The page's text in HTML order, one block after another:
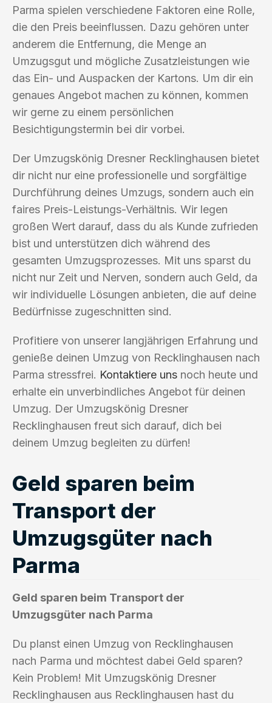
Parma spielen verschiedene Faktoren eine Rolle,
die den Preis beeinflussen. Dazu gehören unter
anderem die Entfernung, die Menge an
Umzugsgut und mögliche Zusatzleistungen wie
das Ein- und Auspacken der Kartons. Um dir ein
genaues Angebot machen zu können, kommen
wir gerne zu einem persönlichen
Besichtigungstermin bei dir vorbei.
Der Umzugskönig Dresner Recklinghausen bietet
dir nicht nur eine professionelle und sorgfältige
Durchführung deines Umzugs, sondern auch ein
faires Preis-Leistungs-Verhältnis. Wir legen
großen Wert darauf, dass du als Kunde zufrieden
bist und unterstützen dich während des
gesamten Umzugsprozesses. Mit uns sparst du
nicht nur Zeit und Nerven, sondern auch Geld, da
wir individuelle Lösungen anbieten, die auf deine
Bedürfnisse zugeschnitten sind.
Profitiere von unserer langjährigen Erfahrung und
genieße deinen Umzug von Recklinghausen nach
Parma stressfrei. Kontaktiere uns noch heute und
erhalte ein unverbindliches Angebot für deinen
Umzug. Der Umzugskönig Dresner
Recklinghausen freut sich darauf, dich bei
deinem Umzug begleiten zu dürfen!
Geld sparen beim
Transport der
Umzugsgüter nach
Parma
Geld sparen beim Transport der
Umzugsgüter nach Parma
Du planst einen Umzug von Recklinghausen
nach Parma und möchtest dabei Geld sparen?
Kein Problem! Mit Umzugskönig Dresner
Recklinghausen aus Recklinghausen hast du